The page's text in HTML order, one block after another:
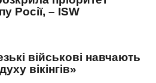
Росії, – ISW
військові навчають
вікінгів»